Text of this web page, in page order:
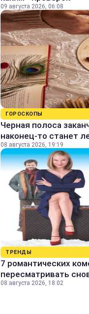
09 августа 2026, 06:08
ГОРОСКОПЫ
Черная полоса
наконец-то станет
08 августа 2026, 19:19
ТРЕНДЫ
7 романтических
пересматривать
08 августа 2026, 18:02